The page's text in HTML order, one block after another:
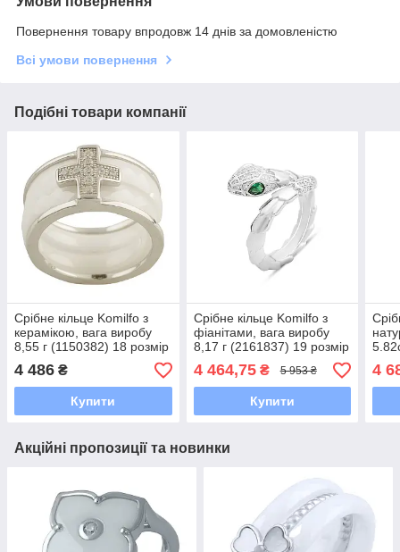
Повернення товару впродовж 14 днів за домовленістю
Всі умови повернення
Подібні товари компанії
Срібне кільце Komilfo з
керамікою, вага виробу
8,55 г (1150382) 18 розмір
7.9, 18.5
4 486 ₴
Купити
Срібне кільце Komilfo з
фіанітами, вага виробу
8,17 г (2161837) 19 розмір
4 464,75₴ 5 953 ₴
Купити
18.5
4
Акційні пропозиції та новинки